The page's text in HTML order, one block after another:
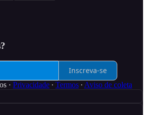
Inscreva-se
· Privacidade ∙ Termos ∙ Aviso de coleta